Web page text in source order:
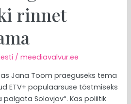
rinnet
/meediavalvur.ee
Jana Toom praeguseks tema
ETV+ populaarsuse tõstmiseks
palgata Solovjov“. Kas poliitik